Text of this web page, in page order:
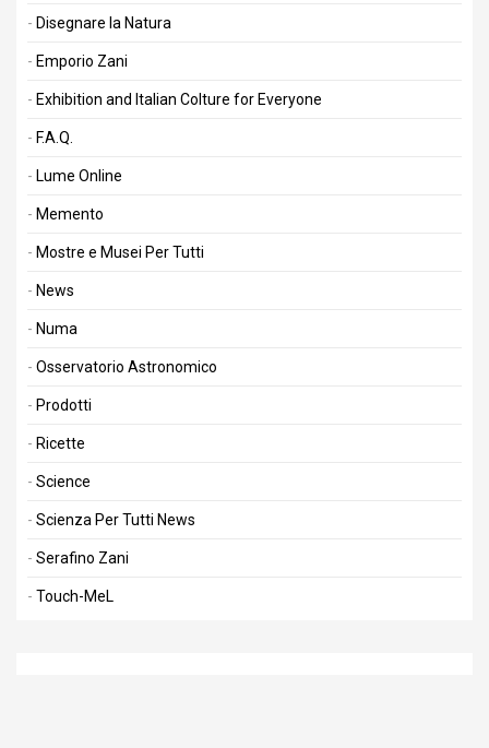
Disegnare la Natura
Emporio Zani
Exhibition and Italian Colture for Everyone
F.A.Q.
Lume Online
Memento
Mostre e Musei Per Tutti
News
Numa
Osservatorio Astronomico
Prodotti
Ricette
Science
Scienza Per Tutti News
Serafino Zani
Touch-MeL